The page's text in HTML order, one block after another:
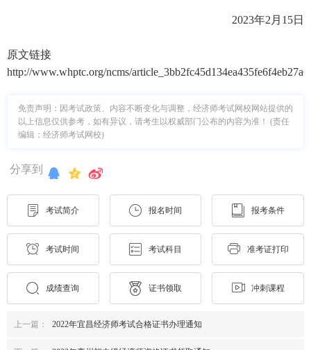
2023年2月15日
原文链接
http://www.whptc.org/ncms/
免责声明：因考试政策、内容不断变化与调整，经济师考试网校网站提供的
以上信息仅供参考，如有异议，请考生以权威部门公布的内容为准！ (责任
编辑：经济师考试网校)
分享到
考试简介 报名时间 报考条件
考试时间 考试科目 准考证打印
成绩查询 证书领取 冲刺课程
上一篇： 2022年宜昌经济师考试合格证书办理通知